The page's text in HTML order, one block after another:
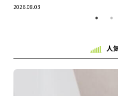
2026.08.03
人